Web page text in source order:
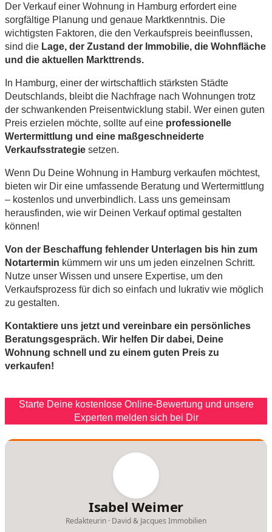
Der Verkauf einer Wohnung in Hamburg erfordert eine
sorgfältige Planung und genaue Marktkenntnis. Die
wichtigsten Faktoren, die den Verkaufspreis beeinflussen,
sind die Lage, der Zustand der Immobilie, die Wohnfläche
und die aktuellen Markttrends.
In Hamburg, einer der wirtschaftlich stärksten Städte
Deutschlands, bleibt die Nachfrage nach Wohnungen trotz
der schwankenden Preisentwicklung stabil. Wer einen guten
Preis erzielen möchte, sollte auf eine professionelle
Wertermittlung und eine maßgeschneiderte
Verkaufsstrategie setzen.
Wenn Du Deine Wohnung in Hamburg verkaufen möchtest,
bieten wir Dir eine umfassende Beratung und Wertermittlung
– kostenlos und unverbindlich. Lass uns gemeinsam
herausfinden, wie wir Deinen Verkauf optimal gestalten
können!
Von der Beschaffung fehlender Unterlagen bis hin zum
Notartermin kümmern wir uns um jeden einzelnen Schritt.
Nutze unser Wissen und unsere Expertise, um den
Verkaufsprozess für dich so einfach und lukrativ wie möglich
zu gestalten.
Kontaktiere uns jetzt und vereinbare ein persönliches
Beratungsgespräch. Wir helfen Dir dabei, Deine
Wohnung schnell und zu einem guten Preis zu
verkaufen!
Starte Deine kostenlose Online-Bewertung und unsere
Experten melden sich bei Dir
Isabel Weimer
Redakteurin · David & Jacques Immobilien